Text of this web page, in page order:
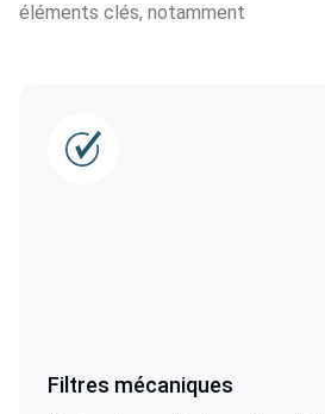
éléments clés, notamment
Filtres mécaniques